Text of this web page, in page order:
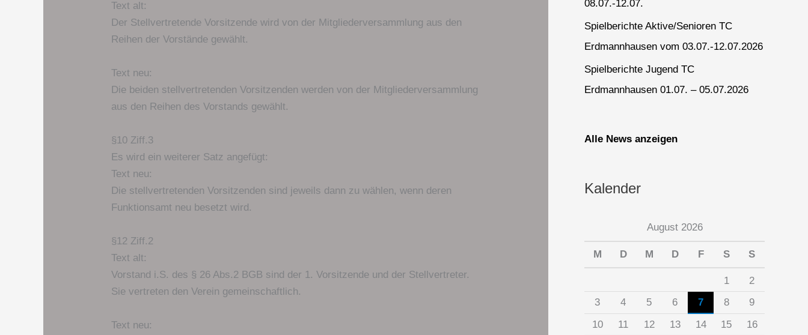
Text alt:
Der Stellvertretende Vorsitzende wird von der Mitgliederversammlung aus den
Reihen der Vorstände gewählt.
Text neu:
Die beiden stellvertretenden Vorsitzenden werden von der Mitgliederversammlung
aus den Reihen des Vorstands gewählt.
§10 Ziff.3
Es wird ein weiterer Satz angefügt:
Text neu:
Die stellvertretenden Vorsitzenden sind jeweils dann zu wählen, wenn deren
Funktionsamt neu besetzt wird.
§12 Ziff.2
Text alt:
Vorstand i.S. des § 26 Abs.2 BGB sind der 1. Vorsitzende und der Stellvertreter.
Sie vertreten den Verein gemeinschaftlich.
Text neu:
08.07.-12.07.
Spielberichte Aktive/Senioren TC
Erdmannhausen vom 03.07.-12.07.2026
Spielberichte Jugend TC
Erdmannhausen 01.07. – 05.07.2026
Alle News anzeigen
Kalender
August 2026
M D M D F S S
1
2
3
4 5 6 7 8
9
10
11 12 13 14 15
16